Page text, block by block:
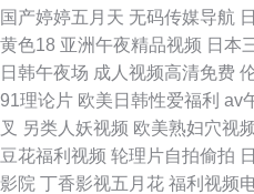
国产婷婷五月天 无码传媒导航
黄色18 亚洲午夜精品视频 日本
日韩午夜场 成人视频高清免费
91理论片 欧美日韩性爱福利 av
叉 另类人妖视频 欧美熟妇穴视
豆花福利视频 轮理片自拍偷拍
影院 丁香影视五月花 福利视频